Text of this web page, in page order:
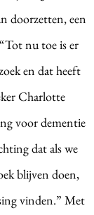
doorzetten, een
nu toe is er
en dat heeft
Charlotte
voor dementie
dat als we
blijven doen,
vinden.” Met